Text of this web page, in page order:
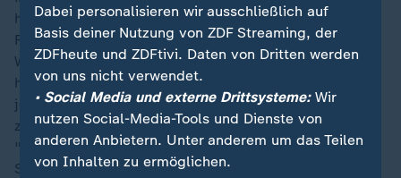
habe "die Dinge immer allein entschieden", dürfte
Friedrich Merz vor einer Koalitionsbildung noch ein
Wörtchen mitzureden haben. Merz nennt das BSW
heute "eine Art Black Box oder Red Box", in die man
jetzt halt mal reinschauen müsse, und macht die Tür
zum BSW noch ein Stück weiter auf, indem er sagt:
"Das müssen dann die Kollegen in Thüringen und
Sachsen beantworten."
Dabei personalisieren wir ausschließlich auf
Basis deiner Nutzung von ZDF Streaming, der
ZDFheute und ZDFtivi. Daten von Dritten werden
von uns nicht verwendet.
• Social Media und externe Drittsysteme:Wir
nutzen Social-Media-Tools und Dienste von
anderen Anbietern. Unter anderem um das Teilen
von Inhalten zu ermöglichen.